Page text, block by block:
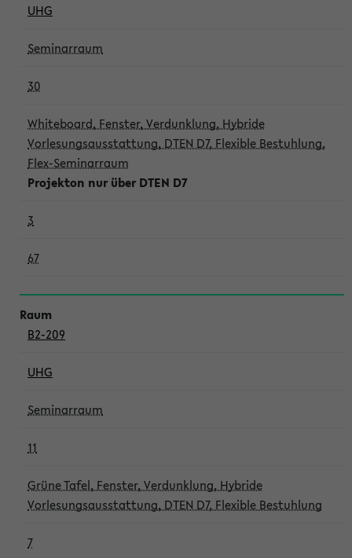
UHG
Seminarraum
30
Whiteboard, Fenster, Verdunklung, Hybride
Vorlesungsausstattung, DTEN D7, Flexible Bestuhlung,
Flex-Seminarraum
Projekton nur über DTEN D7
3
67
B2-209
UHG
Seminarraum
11
Grüne Tafel, Fenster, Verdunklung, Hybride
Vorlesungsausstattung, DTEN D7, Flexible Bestuhlung
7